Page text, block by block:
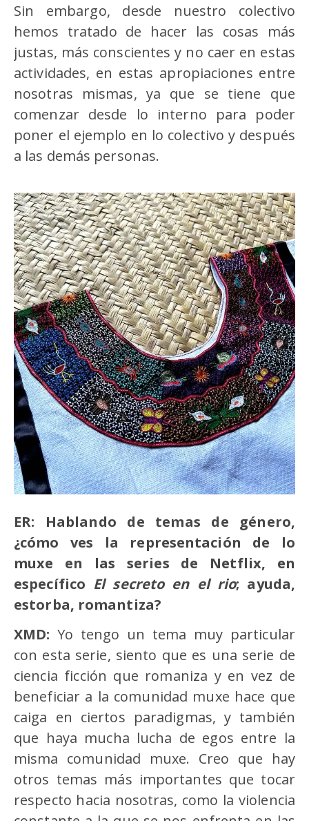
Sin embargo, desde nuestro colectivo
hemos tratado de hacer las cosas más
justas, más conscientes y no caer en estas
actividades, en estas apropiaciones entre
nosotras mismas, ya que se tiene que
comenzar desde lo interno para poder
poner el ejemplo en lo colectivo y después
a las demás personas.
ER: Hablando de temas de género,
¿cómo ves la representación de lo
muxe en las series de Netflix, en
específico El secreto en el rio; ayuda,
estorba, romantiza?
XMD: Yo tengo un tema muy particular
con esta serie, siento que es una serie de
ciencia ficción que romaniza y en vez de
beneficiar a la comunidad muxe hace que
caiga en ciertos paradigmas, y también
que haya mucha lucha de egos entre la
misma comunidad muxe. Creo que hay
otros temas más importantes que tocar
respecto hacia nosotras, como la violencia